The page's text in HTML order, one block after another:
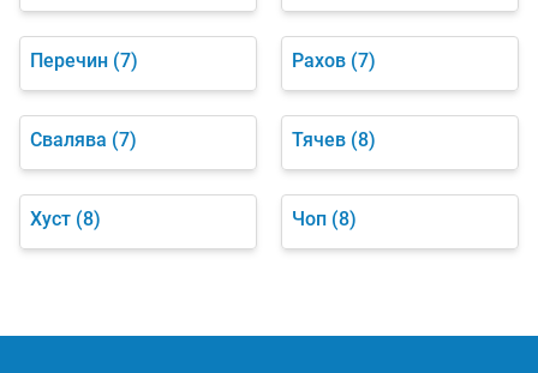
Перечин (7) Рахов (7)
Свалява (7) Тячев (8)
Хуст (8) Чоп (8)